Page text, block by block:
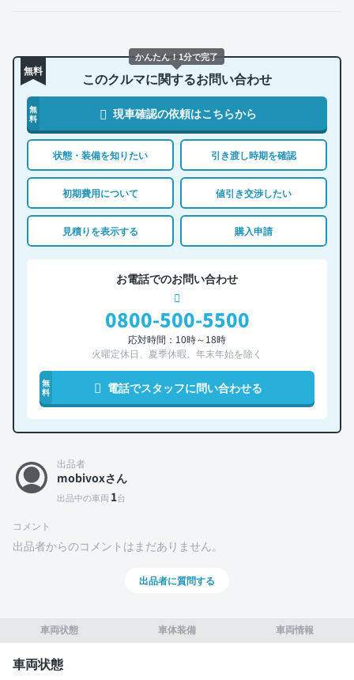
無料 このクルマに関するお問い合わせ
無
料
現車確認の依頼はこちらから
状態・装備を知りたい 引き渡し時期を確認
初期費用について 値引き交渉したい
見積りを表示する 購入申請
お電話でのお問い合わせ
0800-500-5500
応対時間：10時～18時
火曜定休日、夏季休暇、年末年始を除く
無
料
電話でスタッフに問い合わせる
車両状態 車体装備 車両情報
車両状態
出品者
mobivoxさん
出品中の車両 1台
コメント
出品者からのコメントはまだありません。
出品者に質問する
かんたん！1分で完了